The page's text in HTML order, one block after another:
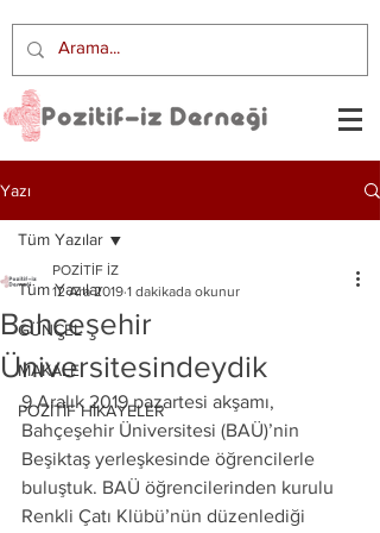
Yazı
Tüm Yazılar
GÜNCEL
MAKALE
POZİTİF HİKAYELER
Tüm Yazılar
Bahçeşehir
Üniversitesindeydik
POZİTİF İZ
12 Ara 2019 1 dakikada okunur
9 Aralık 2019 pazartesi akşamı,
Bahçeşehir Üniversitesi (BAÜ)’nin
Beşiktaş yerleşkesinde öğrencilerle
buluştuk. BAÜ öğrencilerinden kurulu
Renkli Çatı Klübü’nün düzenlediği